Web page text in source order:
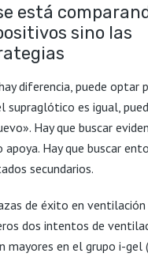
está
sino las
diferencia, puede optar
supraglótico es igual,
Hay que buscar
apoya. Hay que buscar
secundarios.
de éxito en ventilación
dos intentos de
mayores en el grupo i-gel